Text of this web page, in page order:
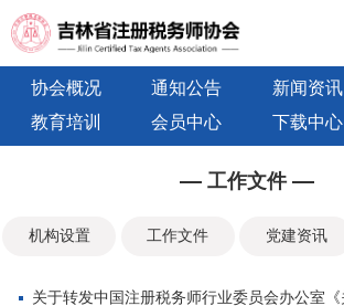
协会概况 通知公告 新闻资讯
教育培训
会员中心 下载中心
工作文件
机构设置 工作文件 党建资讯